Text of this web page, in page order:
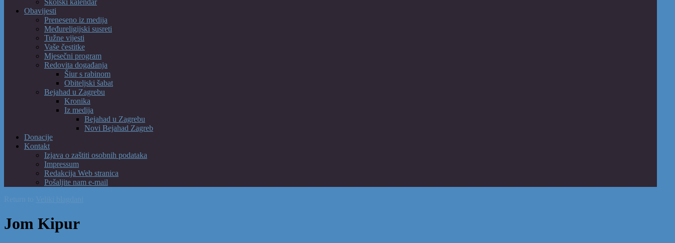
Školski kalendar
Obavijesti
Preneseno iz medija
Međureligijski susreti
Tužne vijesti
Vaše čestitke
Mjesečni program
Redovita događanja
Šiur s rabinom
Obiteljski šabat
Bejahad u Zagrebu
Kronika
Iz medija
Bejahad u Zagrebu
Novi Bejahad Zagreb
Donacije
Kontakt
Izjava o zaštiti osobnih podataka
Impressum
Redakcija Web stranica
Pošaljite nam e-mail
Jom Kipur